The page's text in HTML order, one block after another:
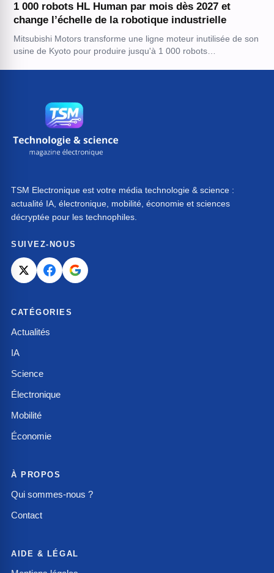
1 000 robots HL Human par mois dès 2027 et
change l’échelle de la robotique industrielle
Mitsubishi Motors transforme une ligne moteur inutilisée de son
usine de Kyoto pour produire jusqu'à 1 000 robots…
TSM Electronique est votre média technologie & science :
actualité IA, électronique, mobilité, économie et sciences
décryptée pour les technophiles.
SUIVEZ-NOUS
CATÉGORIES
Actualités
IA
Science
Électronique
Mobilité
Économie
À PROPOS
Qui sommes-nous ?
Contact
AIDE & LÉGAL